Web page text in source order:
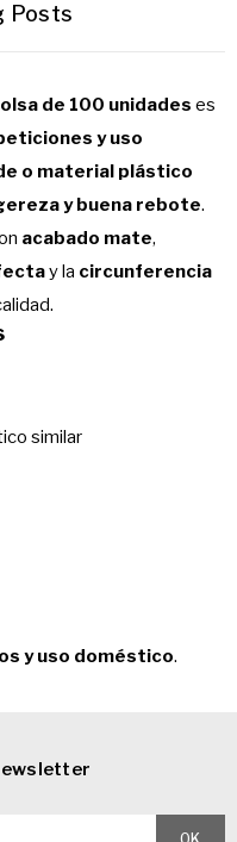
Posts
de 100 unidades es
y uso
o material plástico
y buena rebote.
acabado mate,
y la circunferencia
similar
y uso doméstico.